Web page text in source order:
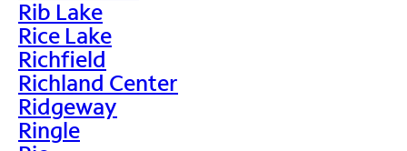
Rib Lake
Rice Lake
Richfield
Richland Center
Ridgeway
Ringle